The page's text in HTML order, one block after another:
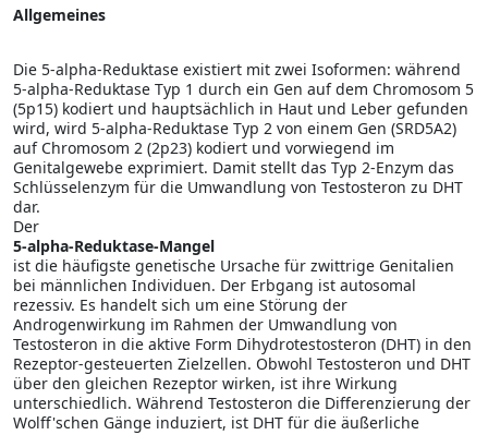
Allgemeines
Die 5-alpha-Reduktase existiert mit zwei Isoformen: während
5-alpha-Reduktase Typ 1 durch ein Gen auf dem Chromosom 5
(5p15) kodiert und hauptsächlich in Haut und Leber gefunden
wird, wird 5-alpha-Reduktase Typ 2 von einem Gen (SRD5A2)
auf Chromosom 2 (2p23) kodiert und vorwiegend im
Genitalgewebe exprimiert. Damit stellt das Typ 2-Enzym das
Schlüsselenzym für die Umwandlung von Testosteron zu DHT
dar.
Der
5-alpha-Reduktase-Mangel
ist die häufigste genetische Ursache für zwittrige Genitalien
bei männlichen Individuen. Der Erbgang ist autosomal
rezessiv. Es handelt sich um eine Störung der
Androgenwirkung im Rahmen der Umwandlung von
Testosteron in die aktive Form Dihydrotestosteron (DHT) in den
Rezeptor-gesteuerten Zielzellen. Obwohl Testosteron und DHT
über den gleichen Rezeptor wirken, ist ihre Wirkung
unterschiedlich. Während Testosteron die Differenzierung der
Wolff'schen Gänge induziert, ist DHT für die äußerliche